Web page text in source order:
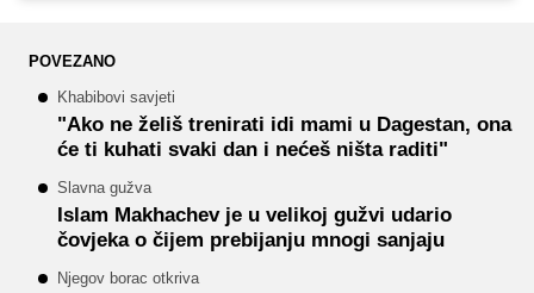
POVEZANO
Khabibovi savjeti
"Ako ne želiš trenirati idi mami u Dagestan, ona
će ti kuhati svaki dan i nećeš ništa raditi"
Slavna gužva
Islam Makhachev je u velikoj gužvi udario
čovjeka o čijem prebijanju mnogi sanjaju
Njegov borac otkriva